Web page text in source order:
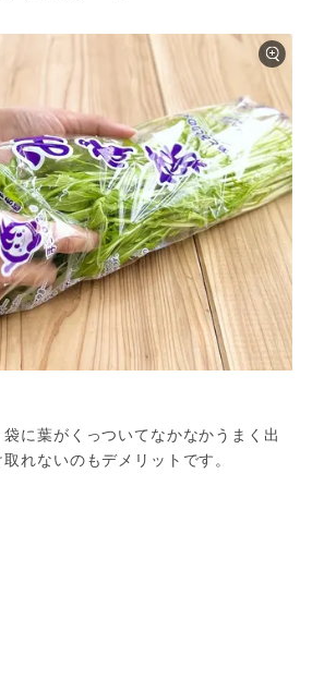
袋に葉がくっついてなかなかうまく出
れないのもデメリットです。